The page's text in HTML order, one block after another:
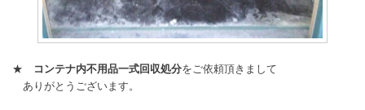
★ コンテナ内不用品一式回収処分をご依頼頂きまして
ありがとうございます。